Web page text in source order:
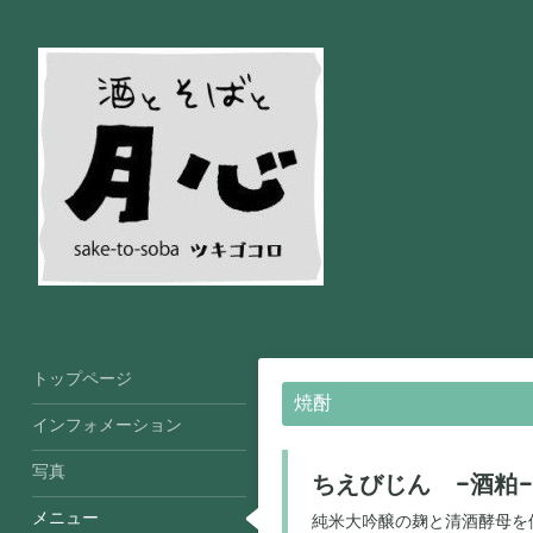
焼酎
ちえびじん -酒粕-
純米大吟醸の麹と清酒酵母
トップページ
インフォメーション
写真
メニュー